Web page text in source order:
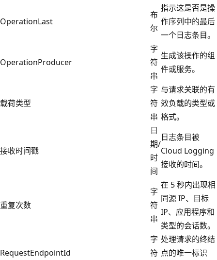
OperationLast
布
尔
指示这是否是操
作序列中的最后
一个日志条目。
OperationProducer
字
符
串
生成该操作的组
件或服务。
载荷类型
字
符
串
与请求关联的有
效负载的类型或
格式。
接收时间戳
日
期/
时
间
日志条目被
Cloud Logging
接收的时间。
重复次数
字
符
串
在 5 秒内出现相
同源 IP、目标
IP、应用程序和
类型的会话数。
RequestEndpointId
字
符
处理请求的终结
点的唯一标识